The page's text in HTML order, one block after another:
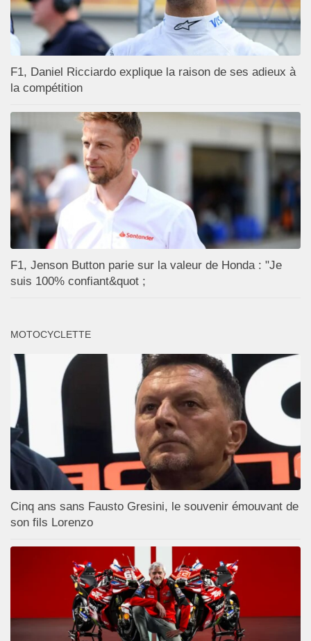
F1, Daniel Ricciardo explique la raison de ses adieux à
la compétition
F1, Jenson Button parie sur la valeur de Honda : "Je
suis 100% confiant&quot ;
MOTOCYCLETTE
Cinq ans sans Fausto Gresini, le souvenir émouvant de
son fils Lorenzo